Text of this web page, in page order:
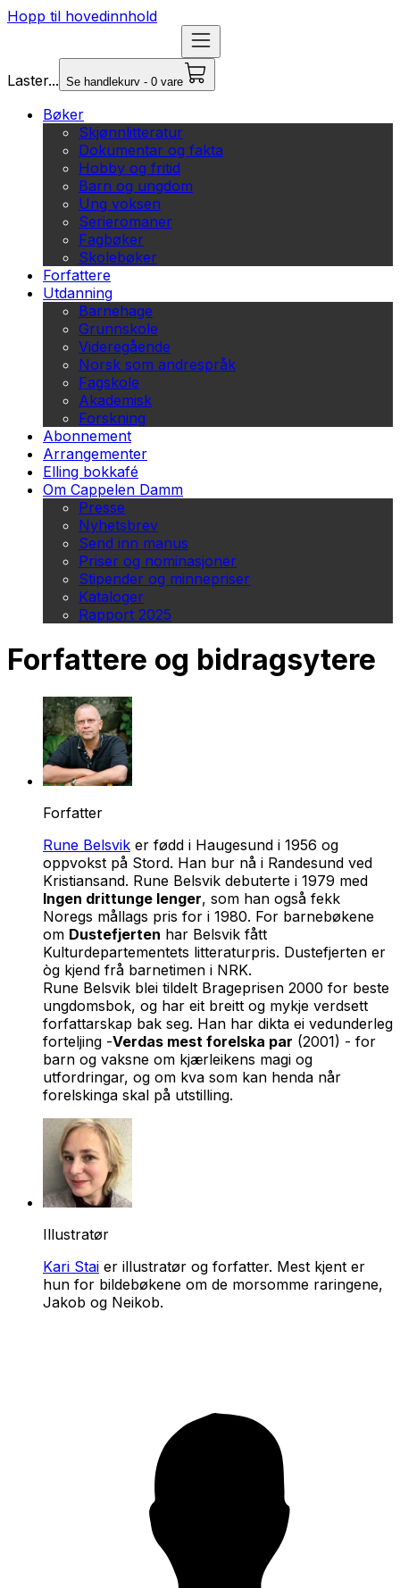
Hopp til hovedinnhold
Laster... Se handlekurv - 0 vare
Bøker
Skjønnlitteratur
Dokumentar og fakta
Hobby og fritid
Barn og ungdom
Ung voksen
Serieromaner
Fagbøker
Skolebøker
Forfattere
Utdanning
Barnehage
Grunnskole
Videregående
Norsk som andrespråk
Fagskole
Akademisk
Forskning
Abonnement
Arrangementer
Elling bokkafé
Om Cappelen Damm
Presse
Nyhetsbrev
Send inn manus
Priser og nominasjoner
Stipender og minnepriser
Kataloger
Rapport 2025
Forfattere og bidragsytere
Forfatter
Rune Belsvik er fødd i Haugesund i 1956 og
oppvokst på Stord. Han bur nå i Randesund ved
Kristiansand. Rune Belsvik debuterte i 1979 med
Ingen drittunge lenger, som han også fekk
Noregs mållags pris for i 1980. For barnebøkene
om Dustefjerten har Belsvik fått
Kulturdepartementets litteraturpris. Dustefjerten er
òg kjend frå barnetimen i NRK.
Rune Belsvik blei tildelt Brageprisen 2000 for beste
ungdomsbok, og har eit breitt og mykje verdsett
forfattarskap bak seg. Han har dikta ei vedunderleg
forteljing -Verdas mest forelska par (2001) - for
barn og vaksne om kjærleikens magi og
utfordringar, og om kva som kan henda når
forelskinga skal på utstilling.
Illustratør
Kari Stai er illustratør og forfatter. Mest kjent er
hun for bildebøkene om de morsomme raringene,
Jakob og Neikob.